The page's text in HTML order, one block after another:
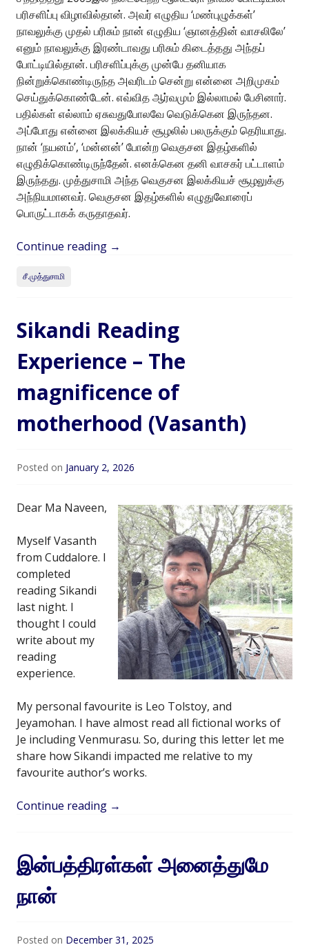
பரிசளிப்பு விழாவில்தான். அவர் எழுதிய ‘மண்புழுக்கள்’
நாவலுக்கு முதல் பரிசும் நான் எழுதிய ‘ஞானத்தின் வாசலிலே’
எனும் நாவலுக்கு இரண்டாவது பரிசும் கிடைத்தது அந்தப்
போட்டியில்தான். பரிசளிப்புக்கு முன்பே தனியாக
நின்றுக்கொண்டிருந்த அவரிடம் சென்று என்னை அறிமுகம்
செய்துக்கொண்டேன். எவ்வித ஆர்வமும் இல்லாமல் பேசினார்.
பதில்கள் எல்லாம் ஏசுவதுபோலவே வெடுக்கென இருந்தன.
அப்போது என்னை இலக்கியச் சூழலில் பலருக்கும் தெரியாது.
நான் ‘நயனம்’, ‘மன்னன்’ போன்ற வெகுசன இதழ்களில்
எழுதிக்கொண்டிருந்தேன். எனக்கென தனி வாசகர் பட்டாளம்
இருந்தது. முத்துசாமி அந்த வெகுசன இலக்கியச் சூழலுக்கு
அந்நியமானவர். வெகுசன இதழ்களில் எழுதுவோரைப்
பொருட்டாகக் கருதாதவர்.
Continue reading →
சீ.முத்துசாமி
Sikandi Reading
Experience – The
magnificence of
motherhood (Vasanth)
Posted on January 2, 2026
Dear Ma Naveen,
Myself Vasanth
from Cuddalore. I
completed
reading Sikandi
last night. I
thought I could
write about my
reading
experience.
My personal favourite is Leo Tolstoy, and
Jeyamohan. I have almost read all fictional works of
Je including Venmurasu. So, during this letter let me
share how Sikandi impacted me relative to my
favourite author’s works.
Continue reading →
இன்பத்திரள்கள் அனைத்துமே
நான்
Posted on December 31, 2025